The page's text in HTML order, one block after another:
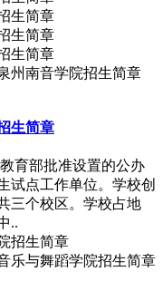
州南音学院招生简章
生简章
育部批准设置的公办
试点工作单位。学校创
三个校区。学校占地
..
乐与舞蹈学院招生简章